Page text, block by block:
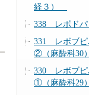
経３）
338 レボドパ
331 レボブピ
②（麻酔科30）
330 レボブピ
①（麻酔科29）